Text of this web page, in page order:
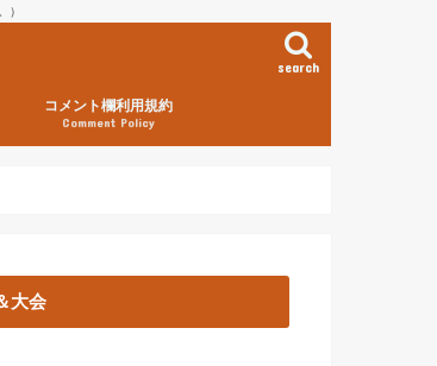
）
search
コメント欄利用規約
Comment Policy
大会